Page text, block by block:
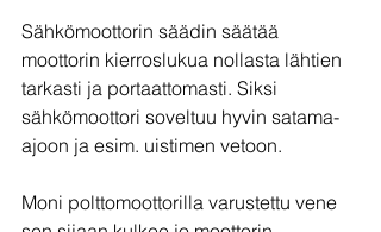
Sähkömoottorin säädin säätää
moottorin kierroslukua nollasta lähtien
tarkasti ja portaattomasti. Siksi
sähkömoottori soveltuu hyvin satama-
ajoon ja esim. uistimen vetoon.
Moni polttomoottorilla varustettu vene